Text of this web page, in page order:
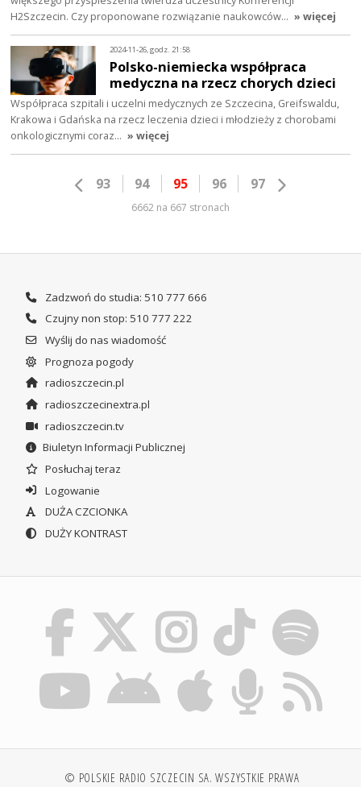
H2Szczecin. Czy proponowane rozwiązanie naukowców… » więcej
2024-11-26, godz. 21:58
Polsko-niemiecka współpraca
medyczna na rzecz chorych dzieci
Współpraca szpitali i uczelni medycznych ze Szczecina, Greifswaldu,
Krakowa i Gdańska na rzecz leczenia dzieci i młodzieży z chorobami
onkologicznymi coraz… » więcej
93 94 95 96 97
6662 na 667 stronach
Zadzwoń do studia: 510 777 666
Czujny non stop: 510 777 222
Wyślij do nas wiadomość
Prognoza pogody
radioszczecin.pl
radioszczecinextra.pl
radioszczecin.tv
Biuletyn Informacji Publicznej
Posłuchaj teraz
Logowanie
DUŻA CZCIONKA
DUŻY KONTRAST
© POLSKIE RADIO SZCZECIN SA. WSZYSTKIE PRAWA